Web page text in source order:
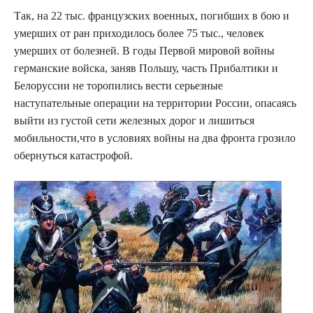
Так, на 22 тыс. французских военных, погибших в бою и
умерших от ран приходилось более 75 тыс., человек
умерших от болезней. В годы Первой мировой войны
германские войска, заняв Польшу, часть Прибалтики и
Белоруссии не торопились вести серьезные
наступательные операции на территории России, опасаясь
выйти из густой сети железных дорог и лишиться
мобильности,что в условиях войны на два фронта грозило
обернуться катастрофой.